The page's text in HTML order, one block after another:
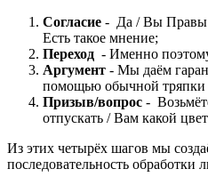
Согласие - Да / Вы Правы
Есть такое мнение;
Переход - Именно
Аргумент - Мы даём
помощью обычной тряпки
Призыв/вопрос -
отпускать / Вам какой
Из этих четырёх шагов мы
последовательность обработки